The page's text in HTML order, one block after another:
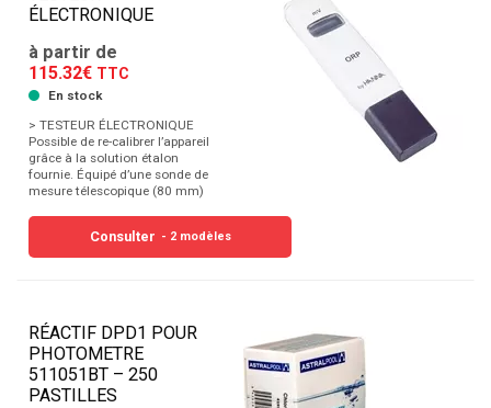
ÉLECTRONIQUE
à partir de
115.32€ TTC
En stock
> TESTEUR ÉLECTRONIQUE
Possible de re-calibrer l’appareil
grâce à la solution étalon
fournie. Équipé d’une sonde de
mesure télescopique (80 mm)
Consulter - 2 modèles
RÉACTIF DPD1 POUR
PHOTOMETRE
511051BT – 250
PASTILLES